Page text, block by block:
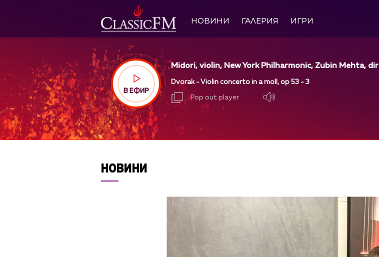
НОВИНИ ГАЛЕРИЯ ИГРИ
В ЕФИР
Midori, violin, New York Philharmonic, Zubin Mehta, dir
Dvorak - Violin concerto in a moll, op 53 - 3
Pop out player
НОВИНИ